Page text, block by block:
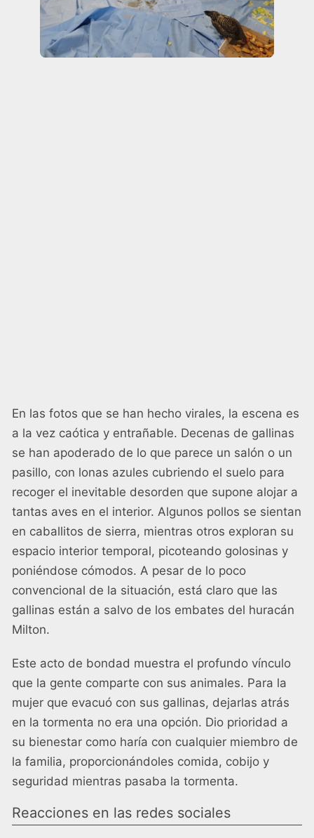
En las fotos que se han hecho virales, la escena es
a la vez caótica y entrañable. Decenas de gallinas
se han apoderado de lo que parece un salón o un
pasillo, con lonas azules cubriendo el suelo para
recoger el inevitable desorden que supone alojar a
tantas aves en el interior. Algunos pollos se sientan
en caballitos de sierra, mientras otros exploran su
espacio interior temporal, picoteando golosinas y
poniéndose cómodos. A pesar de lo poco
convencional de la situación, está claro que las
gallinas están a salvo de los embates del huracán
Milton.
Este acto de bondad muestra el profundo vínculo
que la gente comparte con sus animales. Para la
mujer que evacuó con sus gallinas, dejarlas atrás
en la tormenta no era una opción. Dio prioridad a
su bienestar como haría con cualquier miembro de
la familia, proporcionándoles comida, cobijo y
seguridad mientras pasaba la tormenta.
Reacciones en las redes sociales